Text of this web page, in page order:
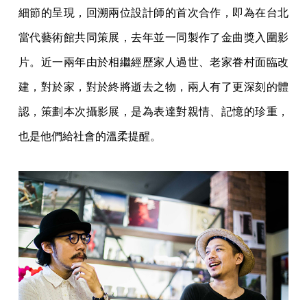
細節的呈現，回溯兩位設計師的首次合作，即為在台北
當代藝術館共同策展，去年並一同製作了金曲獎入圍影
片。近一兩年由於相繼經歷家人過世、老家眷村面臨改
建，對於家，對於終將逝去之物，兩人有了更深刻的體
認，策劃本次攝影展，是為表達對親情、記憶的珍重，
也是他們給社會的溫柔提醒。